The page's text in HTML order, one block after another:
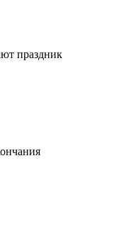
праздник